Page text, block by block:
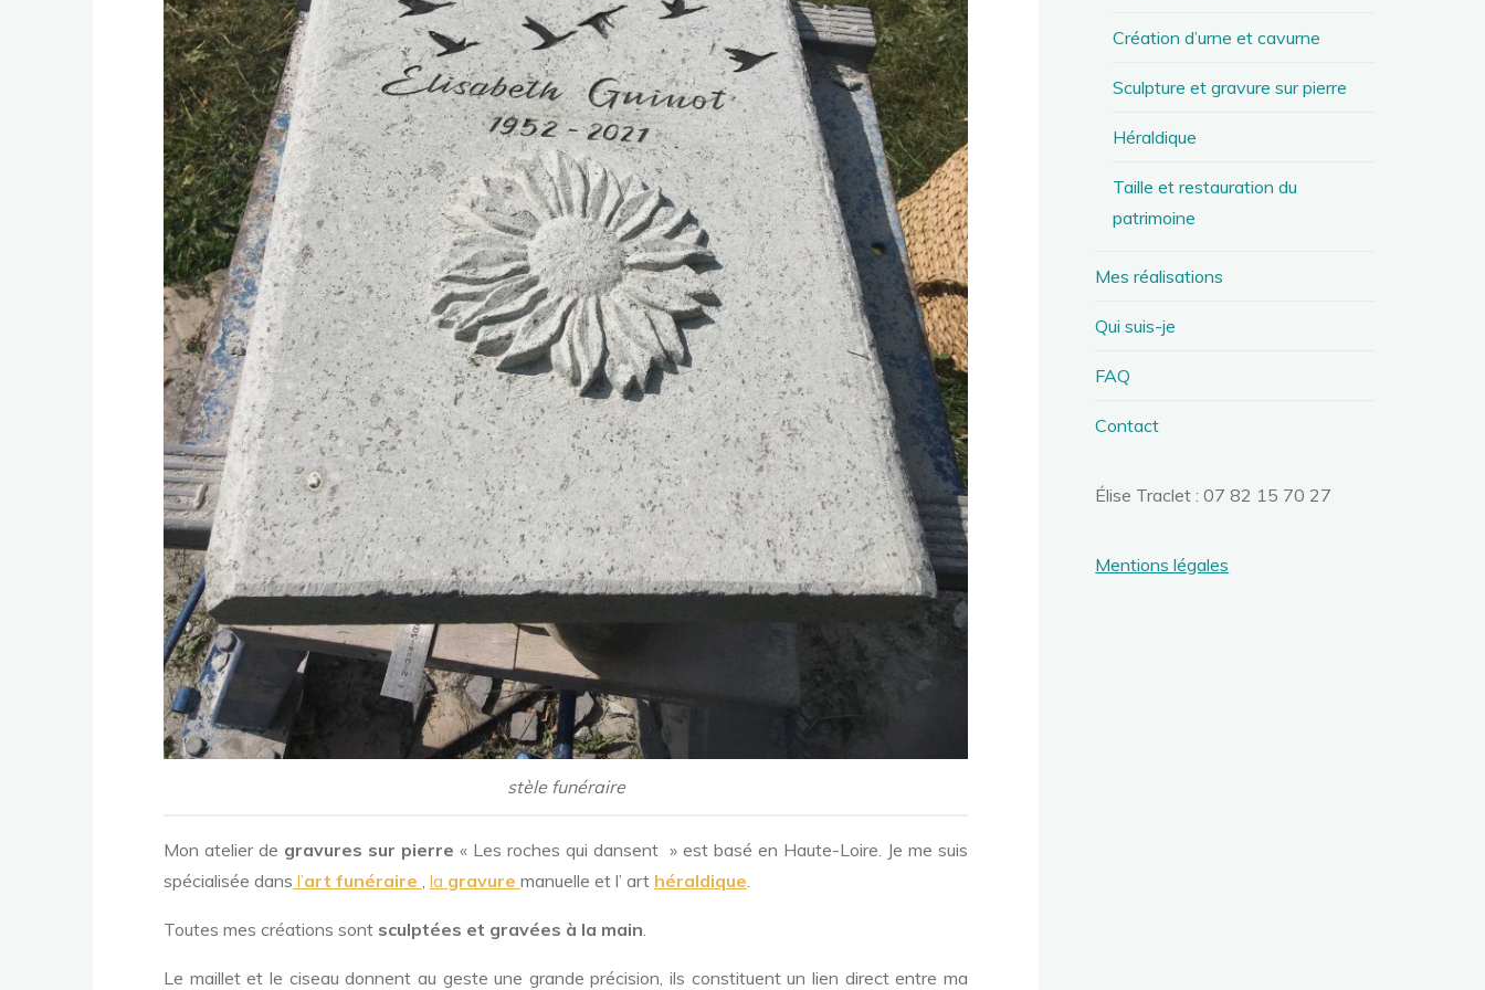
stèle funéraire
Mon atelier de gravures sur pierre « Les roches qui dansent » est basé en Haute-Loire. Je me suis
spécialisée dans l’art funéraire , la gravure manuelle et l’ art héraldique.
Toutes mes créations sont sculptées et gravées à la main.
Le maillet et le ciseau donnent au geste une grande précision, ils constituent un lien direct entre ma
Création d’urne et cavurne
Sculpture et gravure sur pierre
Héraldique
Taille et restauration du
patrimoine
Mes réalisations
Qui suis-je
FAQ
Contact
Élise Traclet : 07 82 15 70 27
Mentions légales